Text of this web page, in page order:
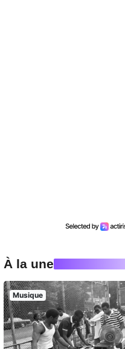
À la une
Musique